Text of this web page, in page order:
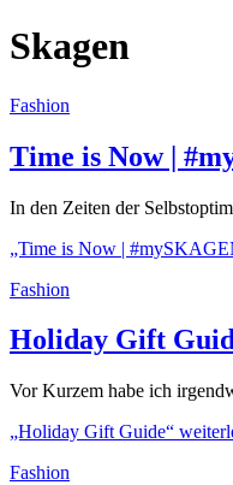
Skagen
Fashion
Time is Now |
In den Zeiten der
„Time is Now |
Fashion
Holiday Gift
Vor Kurzem habe ich
„Holiday Gift Guide“
Fashion